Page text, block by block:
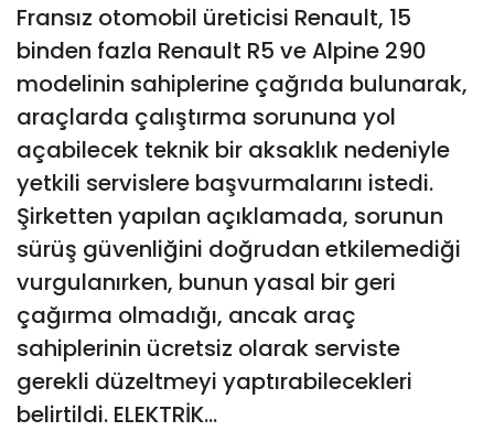
Fransız otomobil üreticisi Renault, 15
binden fazla Renault R5 ve Alpine 290
modelinin sahiplerine çağrıda bulunarak,
araçlarda çalıştırma sorununa yol
açabilecek teknik bir aksaklık nedeniyle
yetkili servislere başvurmalarını istedi.
Şirketten yapılan açıklamada, sorunun
sürüş güvenliğini doğrudan etkilemediği
vurgulanırken, bunun yasal bir geri
çağırma olmadığı, ancak araç
sahiplerinin ücretsiz olarak serviste
gerekli düzeltmeyi yaptırabilecekleri
belirtildi. ELEKTRİK...